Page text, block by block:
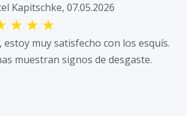
Kapitschke, 07.05.2026
★ ★ ★
estoy muy satisfecho con los esquís.
muestran signos de desgaste.